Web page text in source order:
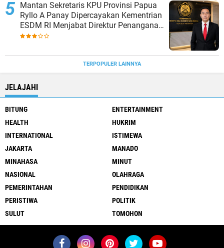
Mantan Sekretaris KPU Provinsi Papua
Ryllo A Panay Dipercayakan Kementrian
ESDM RI Menjabat Direktur Penanganan
Aset Barang Bukti
TERPOPULER LAINNYA
JELAJAHI
BITUNG
ENTERTAINMENT
HEALTH
HUKRIM
INTERNATIONAL
ISTIMEWA
JAKARTA
MANADO
MINAHASA
MINUT
NASIONAL
OLAHRAGA
PEMERINTAHAN
PENDIDIKAN
PERISTIWA
POLITIK
SULUT
TOMOHON